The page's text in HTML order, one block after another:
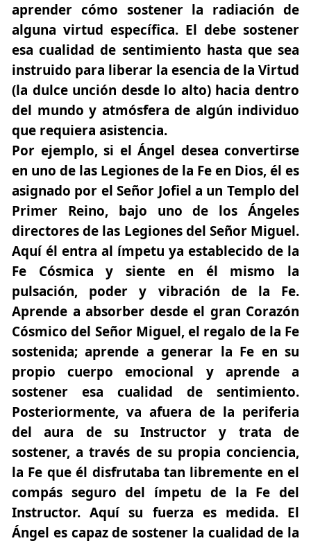
aprender cómo sostener la radiación de
alguna virtud específica. El debe sostener
esa cualidad de sentimiento hasta que sea
instruido para liberar la esencia de la Virtud
(la dulce unción desde lo alto) hacia dentro
del mundo y atmósfera de algún individuo
que requiera asistencia.
Por ejemplo, si el Ángel desea convertirse
en uno de las Legiones de la Fe en Dios, él es
asignado por el Señor Jofiel a un Templo del
Primer Reino, bajo uno de los Ángeles
directores de las Legiones del Señor Miguel.
Aquí él entra al ímpetu ya establecido de la
Fe Cósmica y siente en él mismo la
pulsación, poder y vibración de la Fe.
Aprende a absorber desde el gran Corazón
Cósmico del Señor Miguel, el regalo de la Fe
sostenida; aprende a generar la Fe en su
propio cuerpo emocional y aprende a
sostener esa cualidad de sentimiento.
Posteriormente, va afuera de la periferia
del aura de su Instructor y trata de
sostener, a través de su propia conciencia,
la Fe que él disfrutaba tan libremente en el
compás seguro del ímpetu de la Fe del
Instructor. Aquí su fuerza es medida. El
Ángel es capaz de sostener la cualidad de la